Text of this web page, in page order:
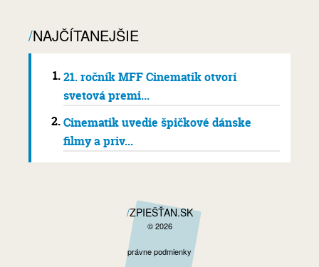
NAJČÍTANEJŠIE
21. ročník MFF Cinematik otvorí
svetová premi...
Cinematik uvedie špičkové dánske
filmy a priv...
ZPIEŠŤAN.SK
© 2026
právne podmienky